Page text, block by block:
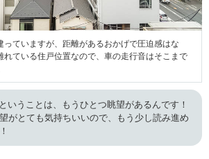
っていますが、距離があるおかげで圧迫感はな
ている住戸位置なので、 車の走行音はそこまで
いうことは、もうひとつ眺望があるんです！
がとても気持ちいいので、もう少し読み進め